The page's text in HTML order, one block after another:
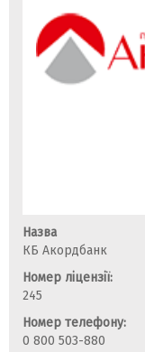
Назва
КБ Акордбанк
Номер ліцензії:
245
Номер телефону:
0 800 503-880